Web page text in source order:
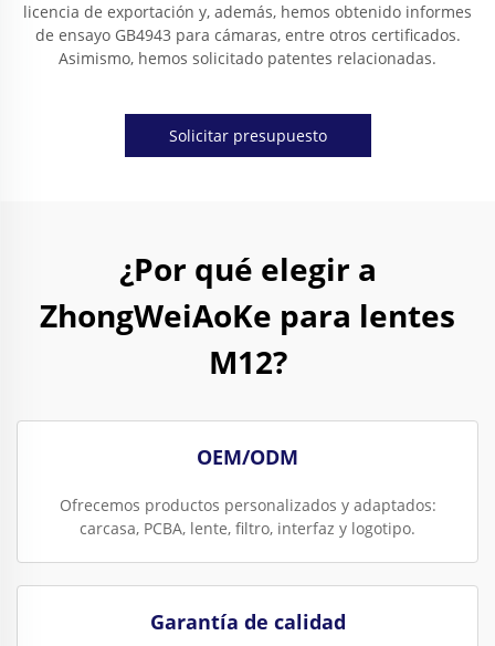
licencia de exportación y, además, hemos obtenido informes
de ensayo GB4943 para cámaras, entre otros certificados.
Asimismo, hemos solicitado patentes relacionadas.
Solicitar presupuesto
¿Por qué elegir a
ZhongWeiAoKe para lentes
M12?
OEM/ODM
Ofrecemos productos personalizados y adaptados:
carcasa, PCBA, lente, filtro, interfaz y logotipo.
Garantía de calidad